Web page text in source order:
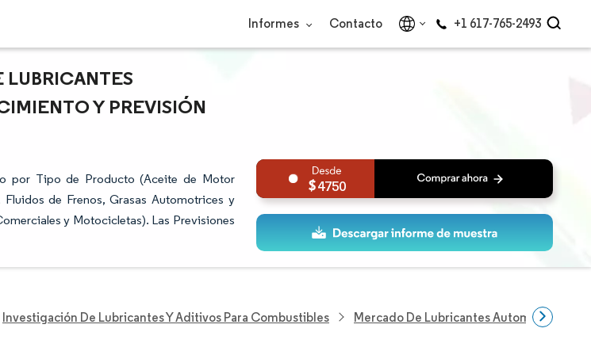
Informes Contacto +1 617-765-2493
LUBRICANTES
Y PREVISIÓN
por Tipo de Producto (Aceite de Motor
de Frenos, Grasas Automotrices y
y Motocicletas). Las Previsiones
4750
Investigación De Lubricantes Y Aditivos Para Combustibles Mercado De Lubricantes Automotrices De